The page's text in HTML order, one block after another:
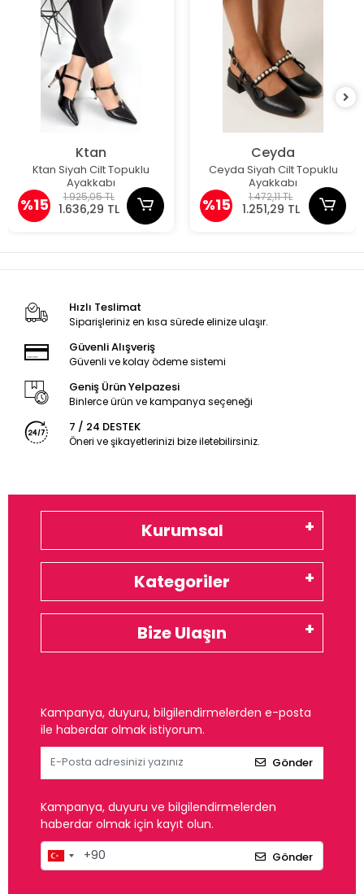
Ktan
Ktan Siyah Cilt Topuklu
Ayakkabı
%15 1.925,05 TL
1.636,29 TL
Ceyda
Ceyda Siyah Cilt Topuklu
Ayakkabı
%15 1.472,11 TL
1.251,29 TL
Hızlı Teslimat
Siparişleriniz en kısa sürede elinize ulaşır.
Güvenli Alışveriş
Güvenli ve kolay ödeme sistemi
Geniş Ürün Yelpazesi
Binlerce ürün ve kampanya seçeneği
7 / 24 DESTEK
Öneri ve şikayetlerinizi bize iletebilirsiniz.
Kurumsal
Kategoriler
Bize Ulaşın
Kampanya, duyuru, bilgilendirmelerden e-posta
ile haberdar olmak istiyorum.
Gönder
Kampanya, duyuru ve bilgilendirmelerden
haberdar olmak için kayıt olun.
Gönder